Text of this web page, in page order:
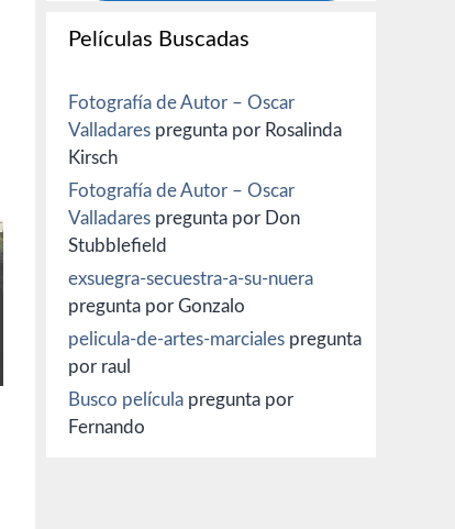
Películas Buscadas
Fotografía de Autor – Oscar
Valladares pregunta por Rosalinda
Kirsch
Fotografía de Autor – Oscar
Valladares pregunta por Don
Stubblefield
exsuegra-secuestra-a-su-nuera
pregunta por Gonzalo
pelicula-de-artes-marciales pregunta
por raul
Busco película pregunta por
Fernando